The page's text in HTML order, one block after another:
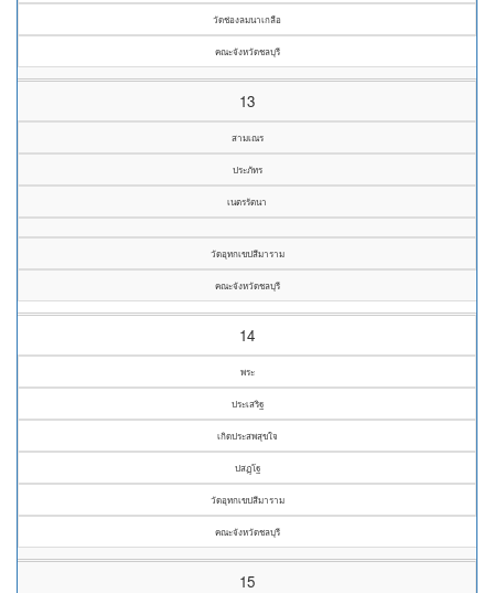
วัดช่องลมนาเกลือ
คณะจังหวัดชลบุรี
13
สามเณร
ประภัทร
เนตรรัตนา
วัดอุทกเขปสีมาราม
คณะจังหวัดชลบุรี
14
พระ
ประเสริฐ
เกิดประสพสุขใจ
ปสฏฺโฐ
วัดอุทกเขปสีมาราม
คณะจังหวัดชลบุรี
15